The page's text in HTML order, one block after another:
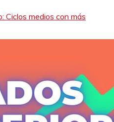
Ciclos medios con más